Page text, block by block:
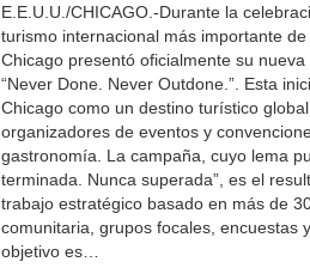
E.E.U.U./CHICAGO.-Durante la
turismo internacional más importante
Chicago presentó oficialmente su
“Never Done. Never Outdone.”. Esta
Chicago como un destino turístico
organizadores de eventos y
gastronomía. La campaña, cuyo lema
terminada. Nunca superada”, es el
trabajo estratégico basado en más de
comunitaria, grupos focales, encuestas
objetivo es…